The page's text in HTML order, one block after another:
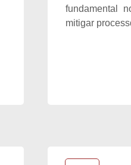
fundamental
mitigar